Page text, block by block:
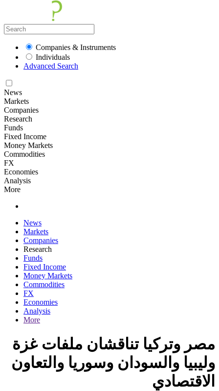
Companies & Instruments
Individuals
Advanced Search
News
Markets
Companies
Research
Funds
Fixed Income
Money Markets
Commodities
FX
Economies
Analysis
More
News
Markets
Companies
Research
Funds
Fixed Income
Money Markets
Commodities
FX
Economies
Analysis
More
مصر وتركيا تناقشان ملفات غزة
وليبيا والسودان وسوريا والتعاون
الاقتصادي